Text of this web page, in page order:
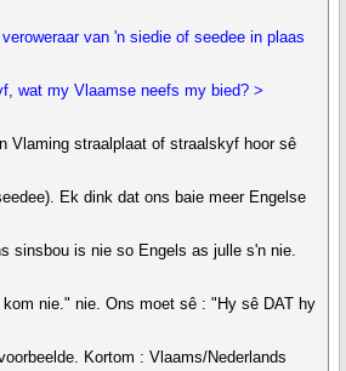
van 'n siedie of seedee in plaas
wat my Vlaamse neefs my bied? >
Vlaming straalplaat of straalskyf hoor sê
Ek dink dat ons baie meer Engelse
sinsbou is nie so Engels as julle s'n nie.
nie." nie. Ons moet sê : "Hy sê DAT hy
Kortom : Vlaams/Nederlands